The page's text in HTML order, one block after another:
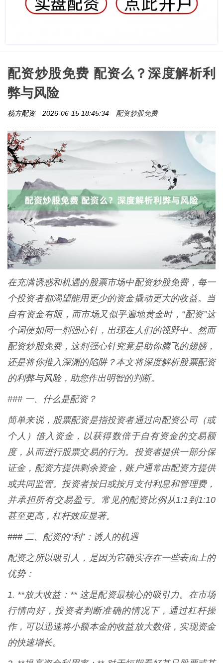
配资炒股免费 配资么？深度解析利
弊与风险
杨方配资 2026-06-15 18:45:34 配资炒股免费
在充满诱惑和机遇的股票市场中配资炒股免费，每一
个投资者都渴望能用更少的资金撬动更大的收益。当
自有资金有限，而市场又似乎遍地黄金时，“配资”这
个词便如同一剂强心针，出现在人们的视野中。然而
配资炒股免费，这剂强心针究竟是助你腾飞的翅膀，
还是将你推入深渊的陷阱？本文将深度解析股票配资
的利弊与风险，助您作出明智的判断。
### 一、什么是配资？
简单来说，股票配资是指投资者通过向配资公司（或
个人）借入资金，以获得数倍于自有资金的交易额
度，从而进行股票交易的行为。投资者提供一部分保
证金，配资方提供剩余资金，账户通常由配资方提供
或共同监管。投资者按日或按月支付利息和管理费，
并承担所有交易盈亏。常见的配资比例从1:1到1:10
甚至更高，杠杆效应显著。
### 二、配资的“利”：诱人的机遇
配资之所以吸引人，是因为它确实存在一些表面上的
优势：
1. **放大收益：** 这是配资最核心的吸引力。在市场
行情向好，投资者判断准确的情况下，通过杠杆操
作，可以迅速将小额本金的收益放大数倍，实现资金
的快速增长。